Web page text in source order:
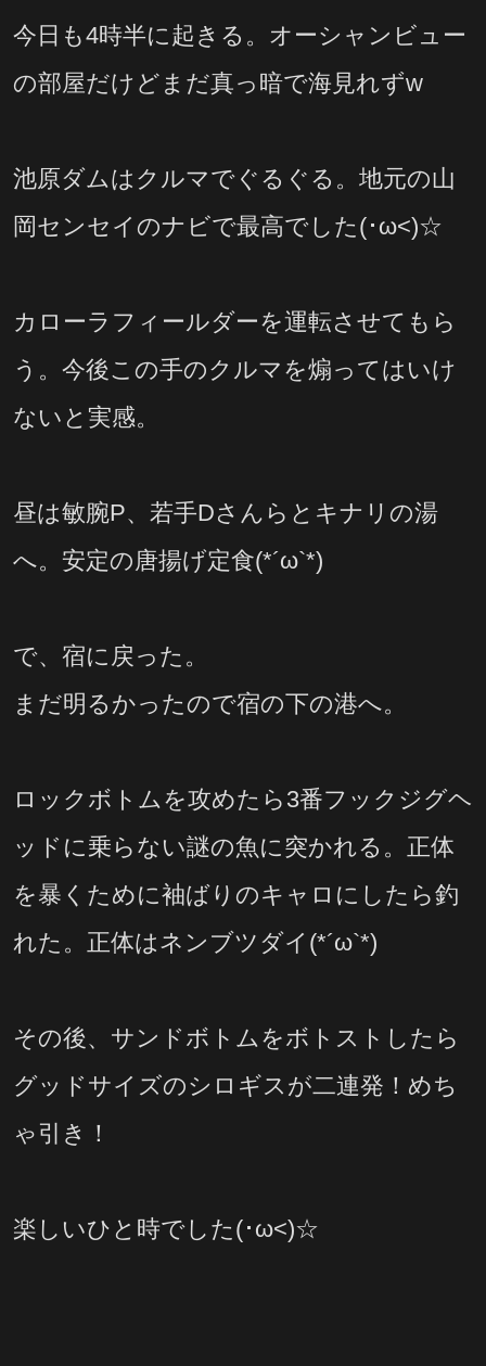
今日も4時半に起きる。オーシャンビュー
の部屋だけどまだ真っ暗で海見れずw
池原ダムはクルマでぐるぐる。地元の山
岡センセイのナビで最高でした(･ω<)☆
カローラフィールダーを運転させてもら
う。今後この手のクルマを煽ってはいけ
ないと実感。
昼は敏腕P、若手Dさんらとキナリの湯
へ。安定の唐揚げ定食(*´ω`*)
で、宿に戻った。
まだ明るかったので宿の下の港へ。
ロックボトムを攻めたら3番フックジグヘ
ッドに乗らない謎の魚に突かれる。正体
を暴くために袖ばりのキャロにしたら釣
れた。正体はネンブツダイ(*´ω`*)
その後、サンドボトムをボトストしたら
グッドサイズのシロギスが二連発！めち
ゃ引き！
楽しいひと時でした(･ω<)☆